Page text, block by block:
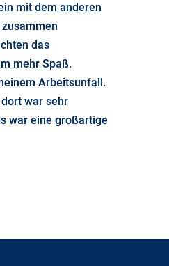
mit dem anderen
das
mehr Spaß.
Arbeitsunfall.
war sehr
war eine großartige